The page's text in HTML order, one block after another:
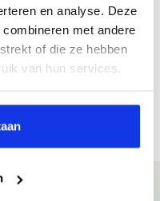
en analyse. Deze
met andere
of die ze hebben
van hun services.
Automaat
Android Auto